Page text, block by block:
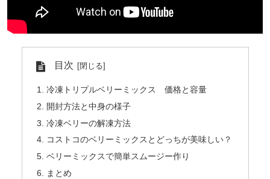
目次
冷凍トリプルベリーミックス 価格と容量
開封方法と中身の様子
冷凍ベリーの解凍方法
コストコのベリーミックスとどっちが美味しい？
ベリーミックスで簡単スムージー作り
まとめ